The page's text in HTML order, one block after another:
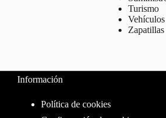
Turismo
Vehículos
Zapatillas
Información
Política de cookies